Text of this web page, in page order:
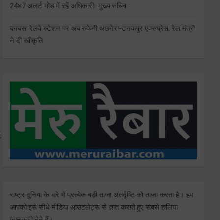
24×7 अलर्ट मोड में रहें अधिकारीः मुख्य सचिव
बनबसा रेलवे स्टेशन पर अब रुकेगी अछनेरा-टनकपुर एक्सप्रेस, रेल मंत्री
ने दी स्वीकृति
राष्ट्र दुनिया के बारे में प्रत्येक बड़ी ताजा अंतर्दृष्टि को ताज़ा करता है। हम
आपको इसे सीधे मीडिया आउटलेट्स से ज्ञात कराते हुए सबसे हालिया